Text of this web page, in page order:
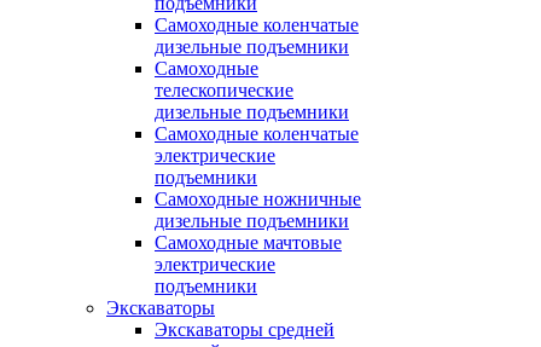
Самоходные коленчатые
дизельные подъемники
Самоходные
телескопические
дизельные подъемники
Самоходные коленчатые
электрические
подъемники
Самоходные ножничные
дизельные подъемники
Самоходные мачтовые
электрические
подъемники
Экскаваторы
Экскаваторы средней